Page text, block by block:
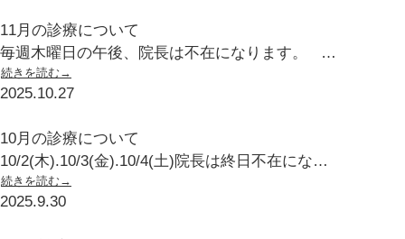
11月の診療について
毎週木曜日の午後、院長は不在になります。 …
続きを読む→
2025.10.27
10月の診療について
10/2(木).10/3(金).10/4(土)院長は終日不在にな…
続きを読む→
2025.9.30